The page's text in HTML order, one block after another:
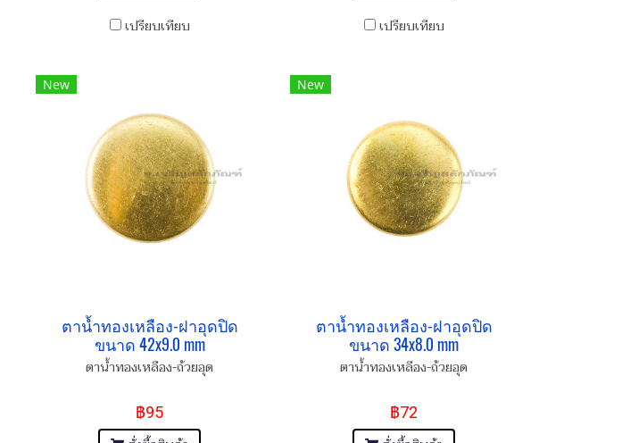
เปรียบเทียบ เปรียบเทียบ
New
ตาน้ำทองเหลือง-ฝาอุดปิด
ขนาด 42x9.0 mm
ตาน้ำทองเหลือง-ถ้วยอุด
฿95
New
ตาน้ำทองเหลือง-ฝาอุดปิด
ขนาด 34x8.0 mm
ตาน้ำทองเหลือง-ถ้วยอุด
฿72